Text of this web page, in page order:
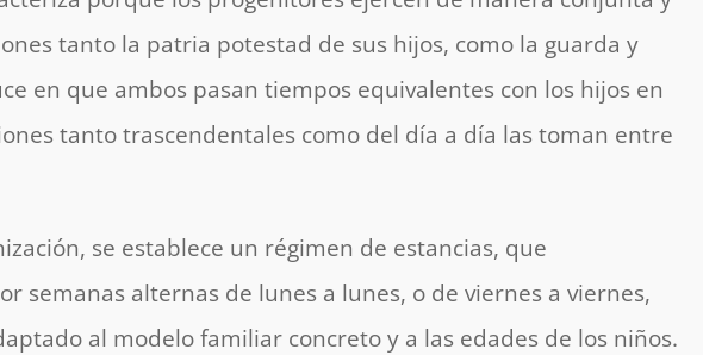
tanto la patria potestad de sus hijos, como la guarda y
en que ambos pasan tiempos equivalentes con los hijos en
tanto trascendentales como del día a día las toman entre
se establece un régimen de estancias, que
semanas alternas de lunes a lunes, o de viernes a viernes,
al modelo familiar concreto y a las edades de los niños.